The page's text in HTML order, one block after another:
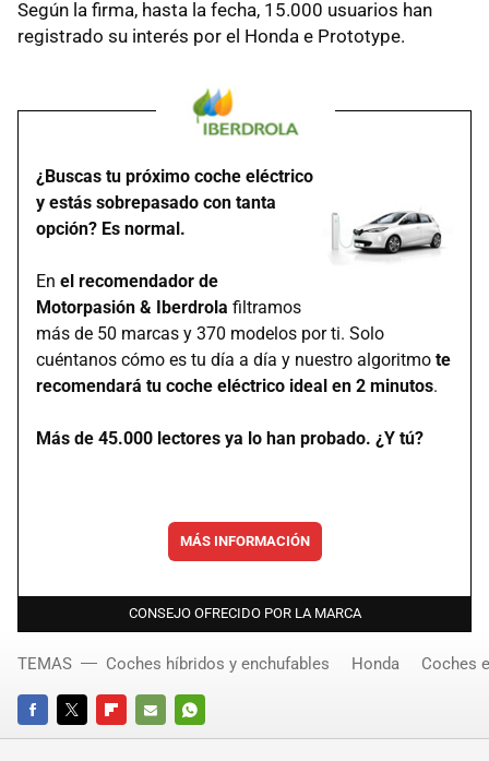
Según la firma, hasta la fecha, 15.000 usuarios han
registrado su interés por el Honda e Prototype.
¿Buscas tu próximo coche eléctrico
y estás sobrepasado con tanta
opción? Es normal.
En el recomendador de
Motorpasión & Iberdrola filtramos
más de 50 marcas y 370 modelos por ti. Solo
cuéntanos cómo es tu día a día y nuestro algoritmo te
recomendará tu coche eléctrico ideal en 2 minutos.
Más de 45.000 lectores ya lo han probado. ¿Y tú?
MÁS INFORMACIÓN
CONSEJO OFRECIDO POR LA MARCA
FACEBOOKTWITTERFLIPBOARD
E-
WHATSAPP
TEMAS Coches híbridos y enchufables Honda Coches